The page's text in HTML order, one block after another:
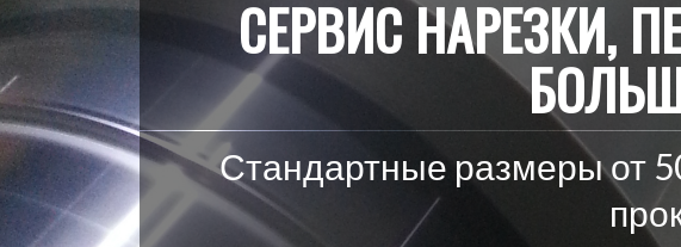
СЕРВИС НАРЕЗКИ,
Стандартные размеры от